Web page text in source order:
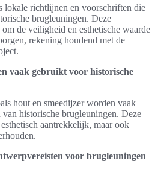
lokale richtlijnen en voorschriften die
brugleuningen. Deze
de veiligheid en esthetische waarde
rekening houdend met de
vaak gebruikt voor historische
hout en smeedijzer worden vaak
historische brugleuningen. Deze
aantrekkelijk, maar ook
voor brugleuningen